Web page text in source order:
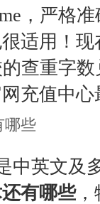
，严格
适用！
查重字
充值中
哪些
是中英文
有哪些，